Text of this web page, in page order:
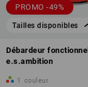
PROMO -49%
Tailles disponibles
Débardeur fonctionnel
e.s.ambition
1 couleur